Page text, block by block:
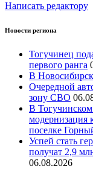
Написать редактору
Новости региона
Тогучинец
первого ранга
В
Очередной
зону СВО
В Тогучинском
модернизация
поселке
Успей стать
получат 2,9
06.08.2026